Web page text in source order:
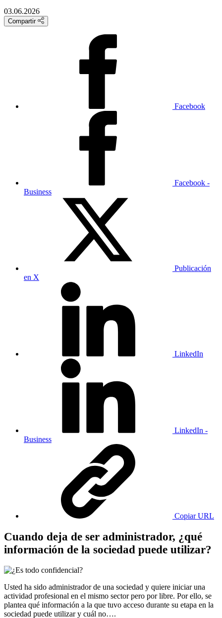
03.06.2026
Compartir
Facebook
Facebook -
Business
Publicación
en X
LinkedIn
LinkedIn -
Business
Copiar URL
Cuando deja de ser administrador, ¿qué
información de la sociedad puede utilizar?
Usted ha sido administrador de una sociedad y quiere iniciar una
actividad profesional en el mismo sector pero por libre. Por ello, se
plantea qué información a la que tuvo acceso durante su etapa en la
sociedad puede utilizar y cuál no….